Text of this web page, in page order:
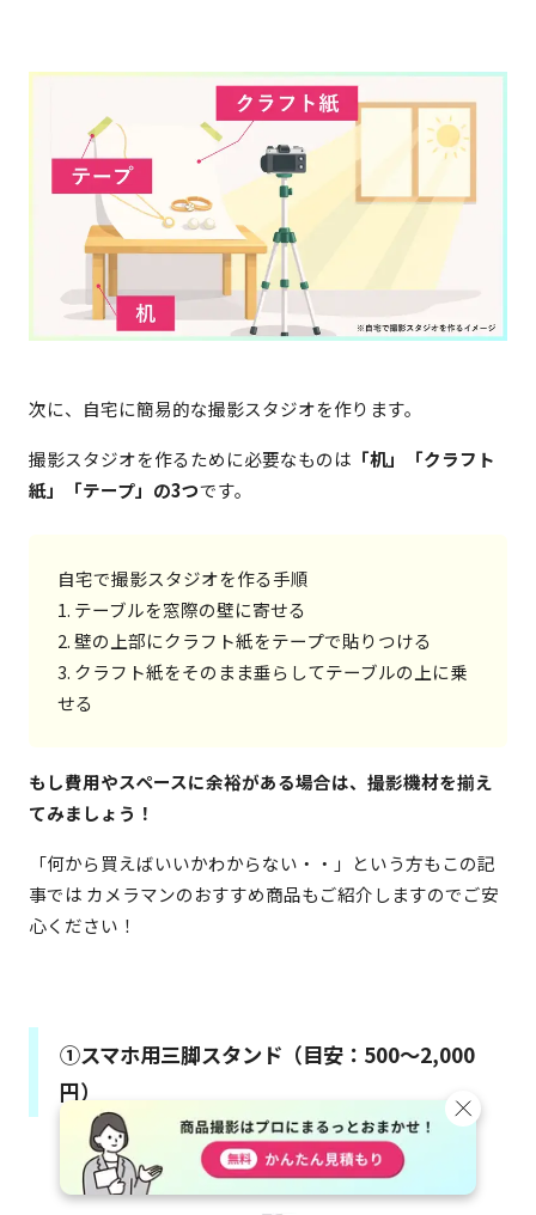
次に、自宅に簡易的な撮影スタジオを作ります。
撮影スタジオを作るために必要なものは 「机」「クラフト
紙」「テープ」の3つです。
自宅で撮影スタジオを作る手順
1. テーブルを窓際の壁に寄せる
2. 壁の上部にクラフト紙をテープで貼りつける
3. クラフト紙をそのまま垂らしてテーブルの上に乗
せる
もし費用やスペースに余裕がある場合は、撮影機材を揃え
てみましょう！
「何から買えばいいかわからない・・」という方もこの記
事では カメラマンのおすすめ商品もご紹介しますのでご安
心ください！
①スマホ用三脚スタンド（目安：500〜2,000
円）